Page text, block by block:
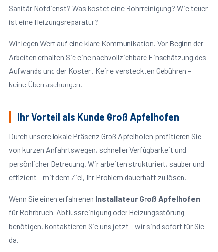
Sanitär Notdienst? Was kostet eine Rohrreinigung? Wie teuer
ist eine Heizungsreparatur?
Wir legen Wert auf eine klare Kommunikation. Vor Beginn der
Arbeiten erhalten Sie eine nachvollziehbare Einschätzung des
Aufwands und der Kosten. Keine versteckten Gebühren –
keine Überraschungen.
Ihr Vorteil als Kunde Groß Apfelhofen
Durch unsere lokale Präsenz Groß Apfelhofen profitieren Sie
von kurzen Anfahrtswegen, schneller Verfügbarkeit und
persönlicher Betreuung. Wir arbeiten strukturiert, sauber und
effizient – mit dem Ziel, Ihr Problem dauerhaft zu lösen.
Wenn Sie einen erfahrenen Installateur Groß Apfelhofen
für Rohrbruch, Abflussreinigung oder Heizungsstörung
benötigen, kontaktieren Sie uns jetzt – wir sind sofort für Sie
da.